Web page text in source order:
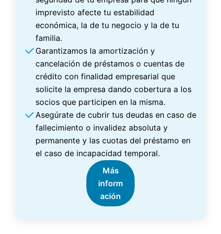
imprevisto afecte tu estabilidad
económica, la de tu negocio y la de tu
familia.
Garantizamos la amortización y
cancelación de préstamos o cuentas de
crédito con finalidad empresarial que
solicite la empresa dando cobertura a los
socios que participen en la misma.
Asegúrate de cubrir tus deudas en caso de
fallecimiento o invalidez absoluta y
permanente y las cuotas del préstamo en
el caso de incapacidad temporal.
Más
inform
ación